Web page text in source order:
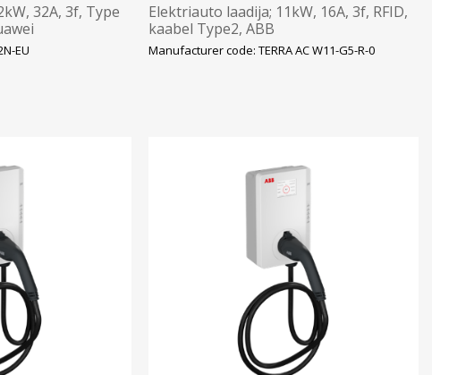
32A, 3f, Type
EU
Elektriauto laadija; 11kW, 16A, 3f, RFID,
kaabel Type2, ABB
Manufacturer code: TERRA AC W11-G5-R-0